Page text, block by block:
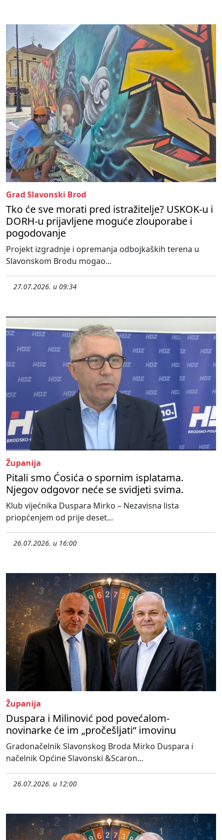
Grad Slavonski Brod
Tko će sve morati pred istražitelje? USKOK-u i
DORH-u prijavljene moguće zlouporabe i
pogodovanje
Projekt izgradnje i opremanja odbojkaških terena u
Slavonskom Brodu mogao...
27.07.2026. u 09:34
Županija
Pitali smo Ćosića o spornim isplatama.
Njegov odgovor neće se svidjeti svima.
Klub vijećnika Duspara Mirko – Nezavisna lista
priopćenjem od prije deset...
26.07.2026. u 16:00
Županija
Duspara i Milinović pod povećalom-
novinarke će im „pročešljati“ imovinu
Gradonačelnik Slavonskog Broda Mirko Duspara i
načelnik Općine Slavonski &Scaron...
26.07.2026. u 12:00